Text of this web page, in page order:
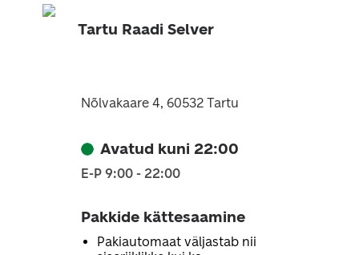
Tartu Raadi Selver
Nõlvakaare 4, 60532 Tartu
Avatud kuni 22:00
E-P 9:00 - 22:00
Pakkide kättesaamine
Pakiautomaat väljastab nii